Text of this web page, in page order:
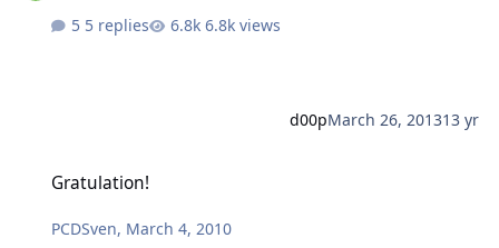
5 replies 6.8k views
d00pMarch 26, 201313 yr
Gratulation!
PCDSven, March 4, 2010